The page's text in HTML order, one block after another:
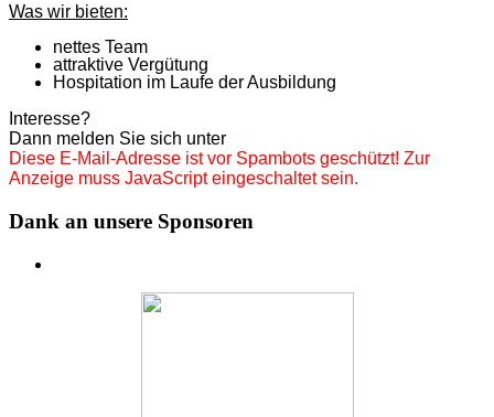
Was wir bieten:
nettes Team
attraktive Vergütung
Hospitation im Laufe der Ausbildung
Interesse?
Dann melden Sie sich unter
Diese E-Mail-Adresse ist vor Spambots geschützt! Zur
Anzeige muss JavaScript eingeschaltet sein.
Dank an unsere Sponsoren